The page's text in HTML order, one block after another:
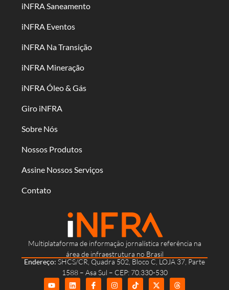
Multiplataforma de informação jornalística referência na
área de infraestrutura no Brasil
Endereço: SHCS/CR, Quadra 502, Bloco C, LOJA 37, Parte
1588 – Asa Sul – CEP: 70.330-530
iNFRA Saneamento
iNFRA Eventos
iNFRA Na Transição
iNFRA Mineração
iNFRA Óleo & Gás
Giro iNFRA
Sobre Nós
Nossos Produtos
Assine Nossos Serviços
Contato